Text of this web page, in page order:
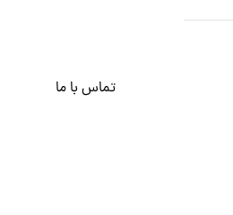
تماس با ما